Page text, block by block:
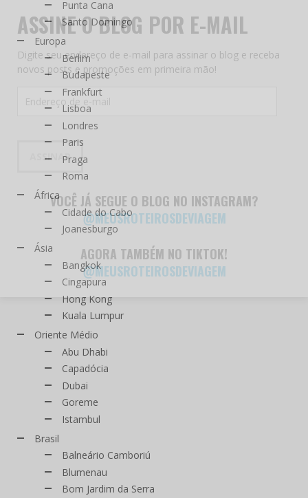
Punta Cana
Santo Domingo
Europa
Berlim
Budapeste
Frankfurt
Lisboa
Londres
Paris
Praga
Roma
África
Cidade do Cabo
Joanesburgo
Ásia
Bangkok
Cingapura
Hong Kong
Kuala Lumpur
Oriente Médio
Abu Dhabi
Capadócia
Dubai
Goreme
Istambul
Brasil
Balneário Camboriú
Blumenau
Bom Jardim da Serra
ASSINE O BLOG POR E-MAIL
Digite seu endereço de e-mail para assinar o blog e receba
novos posts e promoções em primeira mão!
Endereço
de
ASSINAR
VOCÊ JÁ SEGUE O BLOG NO INSTAGRAM?
@MEUSROTEIROSDEVIAGEM
AGORA TAMBÉM NO TIKTOK!
@MEUSROTEIROSDEVIAGEM